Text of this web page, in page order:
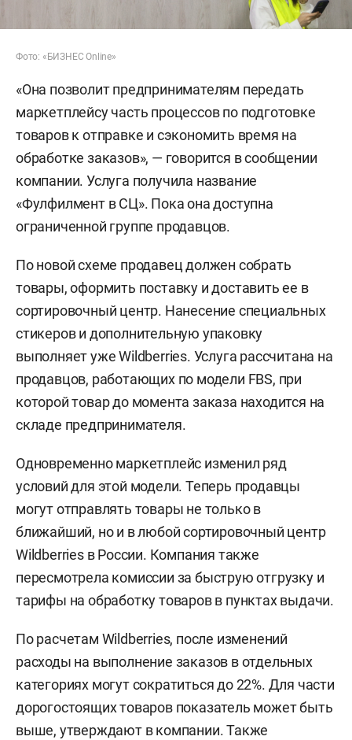
Фото: «БИЗНЕС Online»
«Она позволит предпринимателям передать
маркетплейсу часть процессов по подготовке
товаров к отправке и сэкономить время на
обработке заказов», — говорится в сообщении
компании. Услуга получила название
«Фулфилмент в СЦ». Пока она доступна
ограниченной группе продавцов.
По новой схеме продавец должен собрать
товары, оформить поставку и доставить ее в
сортировочный центр. Нанесение специальных
стикеров и дополнительную упаковку
выполняет уже Wildberries. Услуга рассчитана на
продавцов, работающих по модели FBS, при
которой товар до момента заказа находится на
складе предпринимателя.
Одновременно маркетплейс изменил ряд
условий для этой модели. Теперь продавцы
могут отправлять товары не только в
ближайший, но и в любой сортировочный центр
Wildberries в России. Компания также
пересмотрела комиссии за быструю отгрузку и
тарифы на обработку товаров в пунктах выдачи.
По расчетам Wildberries, после изменений
расходы на выполнение заказов в отдельных
категориях могут сократиться до 22%. Для части
дорогостоящих товаров показатель может быть
выше, утверждают в компании. Также